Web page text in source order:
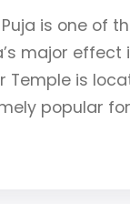
is one of
major
Temple is
popular